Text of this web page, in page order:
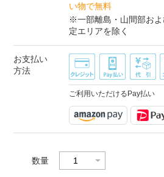
い物で無料
※一部離島・山間部お
定エリアを除く
お支払い
方法
ご利用いただけるPay払い
数量